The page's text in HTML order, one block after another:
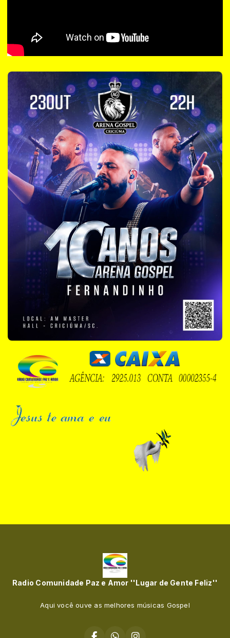
Radio Comunidade Paz e Amor ''Lugar de Gente Feliz''
Aqui você ouve as melhores músicas Gospel